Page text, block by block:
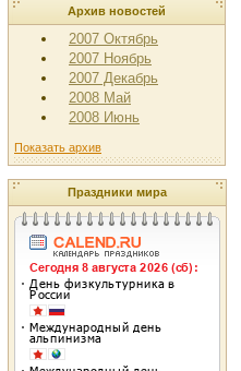
Архив новостей
2007 Октябрь
2007 Ноябрь
2007 Декабрь
2008 Май
2008 Июнь
Показать архив
Праздники мира